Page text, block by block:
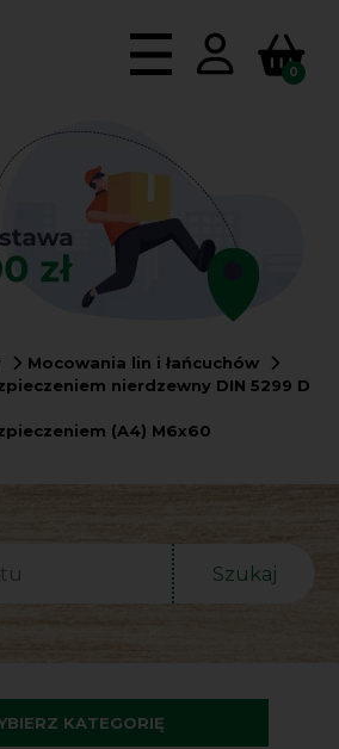
0
Mocowania lin i łańcuchów
nierdzewny DIN 5299 D
(A4) M6x60
KATEGORIĘ
Szukaj